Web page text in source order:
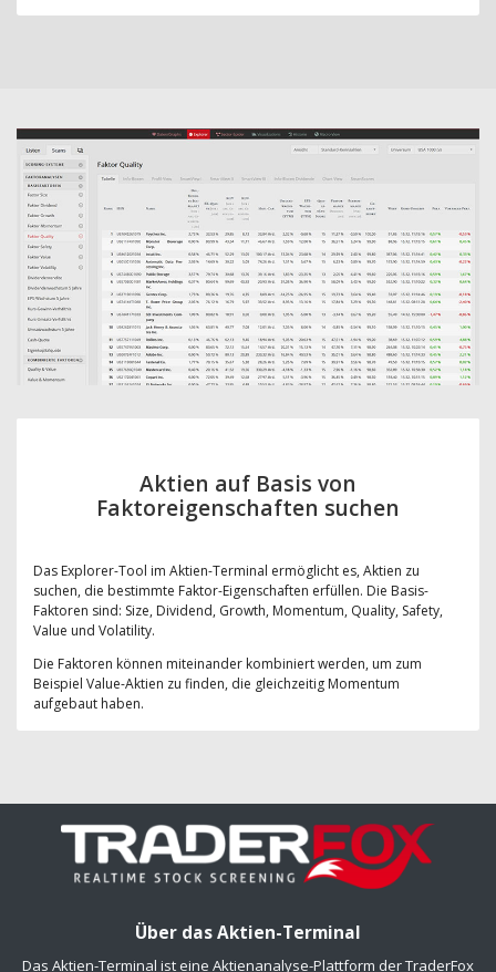
Aktien auf Basis von
Faktoreigenschaften suchen
Das Explorer-Tool im Aktien-Terminal ermöglicht es, Aktien zu
suchen, die bestimmte Faktor-Eigenschaften erfüllen. Die Basis-
Faktoren sind: Size, Dividend, Growth, Momentum, Quality, Safety,
Value und Volatility.
Die Faktoren können miteinander kombiniert werden, um zum
Beispiel Value-Aktien zu finden, die gleichzeitig Momentum
aufgebaut haben.
Über das Aktien-Terminal
Das Aktien-Terminal ist eine Aktienanalyse-Plattform der TraderFox